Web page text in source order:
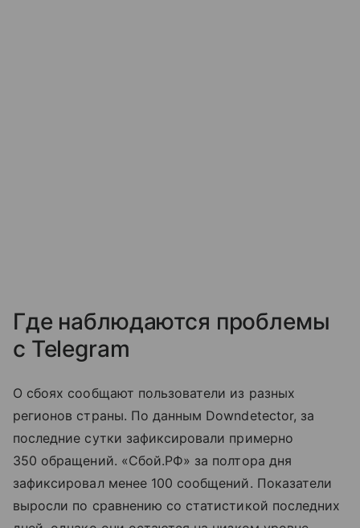
Где наблюдаются проблемы
с Telegram
О сбоях сообщают пользователи из разных
регионов страны. По данным Downdetector, за
последние сутки зафиксировали примерно
350 обращений. «Сбой.РФ» за полтора дня
зафиксировал менее 100 сообщений. Показатели
выросли по сравнению со статистикой последних